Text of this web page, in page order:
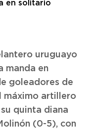
uruguayo
manda en
goleadores de
máximo artillero
quinta diana
(0-5), con